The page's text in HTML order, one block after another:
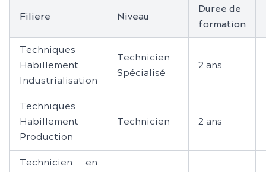
Filiere Niveau
Duree de
formation
Techniques
Habillement
Industrialisation
Technicien
Spécialisé
2 ans
Techniques
Habillement
Production
Technicien 2 ans
Technicien en